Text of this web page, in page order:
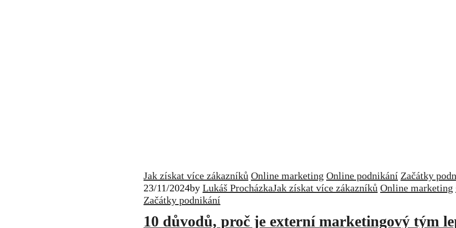
Jak získat více zákazníků Online marketing Online podnikání Začátky
23/11/2024by Lukáš ProcházkaJak získat více zákazníků Online marketing
Začátky podnikání
10 důvodů, proč je externí marketingový tým